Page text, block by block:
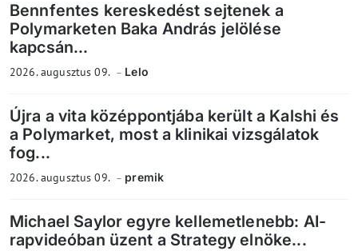
Bennfentes kereskedést sejtenek a
Polymarketen Baka András jelölése
kapcsán...
2026. augusztus 09. Lelo
Újra a vita középpontjába került a Kalshi és
a Polymarket, most a klinikai vizsgálatok
fog...
2026. augusztus 09. premik
Michael Saylor egyre kellemetlenebb: AI-
rapvideóban üzent a Strategy elnöke...